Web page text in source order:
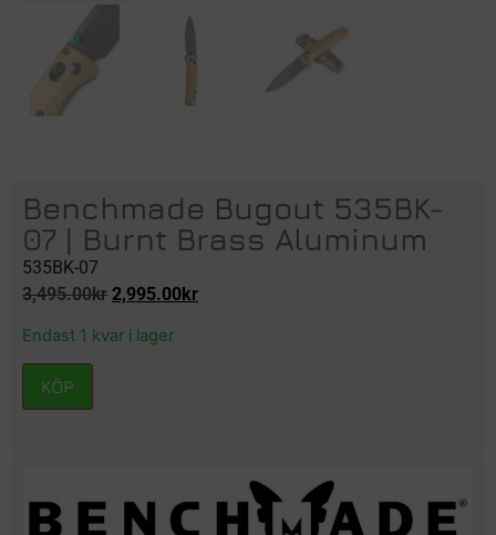
Benchmade Bugout 535BK-
07 | Burnt Brass Aluminum
535BK-07
3,495.00kr 2,995.00kr
Endast 1 kvar i lager
KÖP